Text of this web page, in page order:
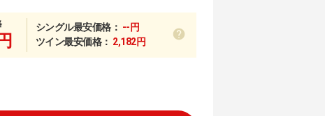
シングル最安価格： --円
ツイン最安価格： 2,182円